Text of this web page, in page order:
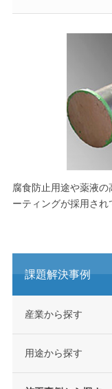
腐食防止用途や薬液
ーティングが採用され
課題解決事例
産業から探す
用途から探す